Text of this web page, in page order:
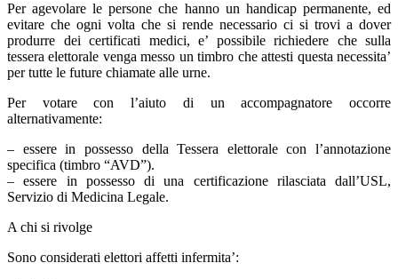
Per agevolare le persone che hanno un handicap permanente, ed
evitare che ogni volta che si rende necessario ci si trovi a dover
produrre dei certificati medici, e’ possibile richiedere che sulla
tessera elettorale venga messo un timbro che attesti questa necessita’
per tutte le future chiamate alle urne.
Per votare con l’aiuto di un accompagnatore occorre
alternativamente:
– essere in possesso della Tessera elettorale con l’annotazione
specifica (timbro “AVD”).
– essere in possesso di una certificazione rilasciata dall’USL,
Servizio di Medicina Legale.
A chi si rivolge
Sono considerati elettori affetti infermita’: